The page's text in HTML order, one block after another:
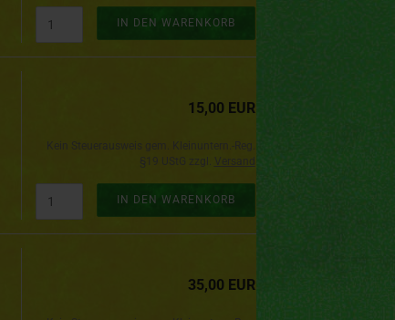
IN DEN WARENKORB
15,00 EUR
IN DEN WARENKORB
35,00 EUR